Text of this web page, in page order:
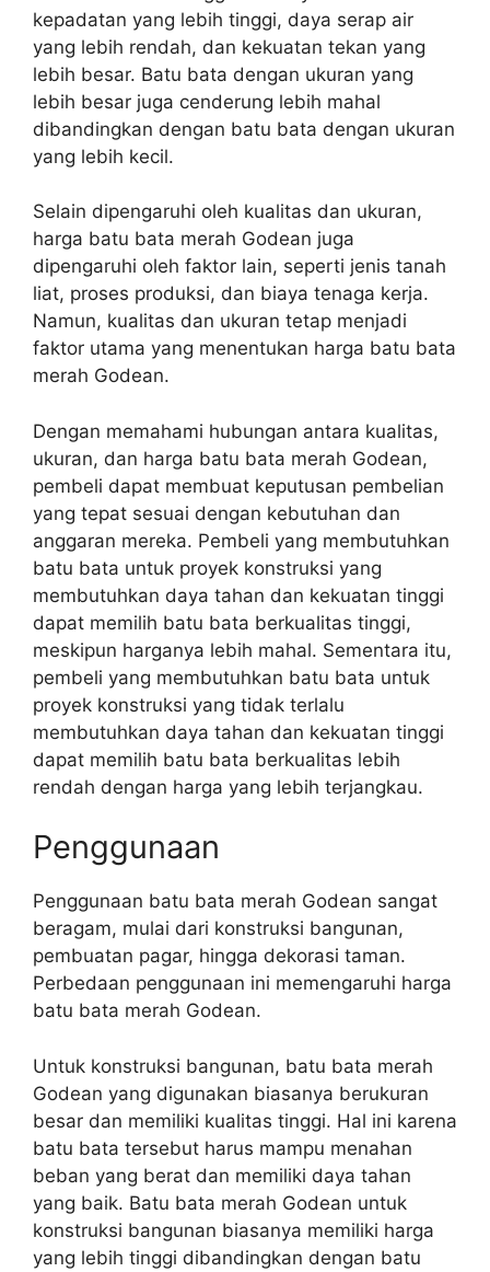
kepadatan yang lebih tinggi, daya serap air
yang lebih rendah, dan kekuatan tekan yang
lebih besar. Batu bata dengan ukuran yang
lebih besar juga cenderung lebih mahal
dibandingkan dengan batu bata dengan ukuran
yang lebih kecil.
Selain dipengaruhi oleh kualitas dan ukuran,
harga batu bata merah Godean juga
dipengaruhi oleh faktor lain, seperti jenis tanah
liat, proses produksi, dan biaya tenaga kerja.
Namun, kualitas dan ukuran tetap menjadi
faktor utama yang menentukan harga batu bata
merah Godean.
Dengan memahami hubungan antara kualitas,
ukuran, dan harga batu bata merah Godean,
pembeli dapat membuat keputusan pembelian
yang tepat sesuai dengan kebutuhan dan
anggaran mereka. Pembeli yang membutuhkan
batu bata untuk proyek konstruksi yang
membutuhkan daya tahan dan kekuatan tinggi
dapat memilih batu bata berkualitas tinggi,
meskipun harganya lebih mahal. Sementara itu,
pembeli yang membutuhkan batu bata untuk
proyek konstruksi yang tidak terlalu
membutuhkan daya tahan dan kekuatan tinggi
dapat memilih batu bata berkualitas lebih
rendah dengan harga yang lebih terjangkau.
Penggunaan
Penggunaan batu bata merah Godean sangat
beragam, mulai dari konstruksi bangunan,
pembuatan pagar, hingga dekorasi taman.
Perbedaan penggunaan ini memengaruhi harga
batu bata merah Godean.
Untuk konstruksi bangunan, batu bata merah
Godean yang digunakan biasanya berukuran
besar dan memiliki kualitas tinggi. Hal ini karena
batu bata tersebut harus mampu menahan
beban yang berat dan memiliki daya tahan
yang baik. Batu bata merah Godean untuk
konstruksi bangunan biasanya memiliki harga
yang lebih tinggi dibandingkan dengan batu